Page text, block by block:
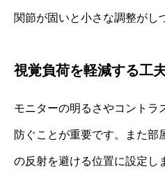
関節が固いと小さな調整がし
視覚負荷を軽減する工
モニターの明るさやコントラ
防ぐことが重要です。また部
の反射を避ける位置に設定し